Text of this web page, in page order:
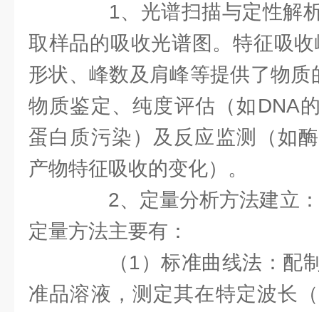
1、光谱扫描与定性解析
取样品的吸收光谱图。特征吸
形状、峰数及肩峰等提供了物质
物质鉴定、纯度评估（如DNA
蛋白质污染）及反应监测（如
产物特征吸收的变化）。
2、定量分析方法建立：
定量方法主要有：
（1）标准曲线法：配制
准品溶液，测定其在特定波长